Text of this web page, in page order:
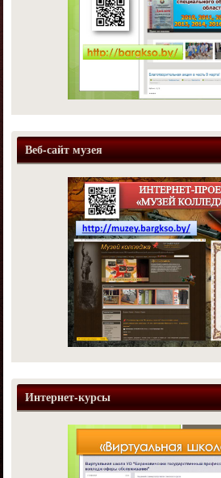
Веб-сайт музея
Интернет-курсы